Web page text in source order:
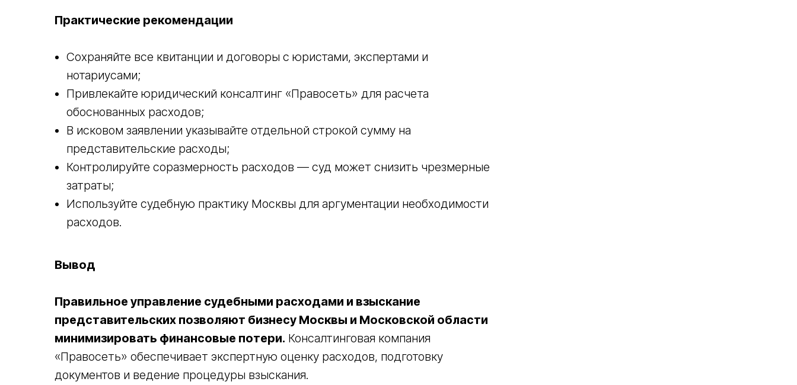
Практические рекомендации
Сохраняйте все квитанции и договоры с юристами, экспертами и
нотариусами;
Привлекайте юридический консалтинг «Правосеть» для расчета
обоснованных расходов;
В исковом заявлении указывайте отдельной строкой сумму на
представительские расходы;
Контролируйте соразмерность расходов — суд может снизить чрезмерные
затраты;
Используйте судебную практику Москвы для аргументации необходимости
расходов.
Вывод
Правильное управление судебными расходами и взыскание
представительских позволяют бизнесу Москвы и Московской области
минимизировать финансовые потери. Консалтинговая компания
«Правосеть» обеспечивает экспертную оценку расходов, подготовку
документов и ведение процедуры взыскания.